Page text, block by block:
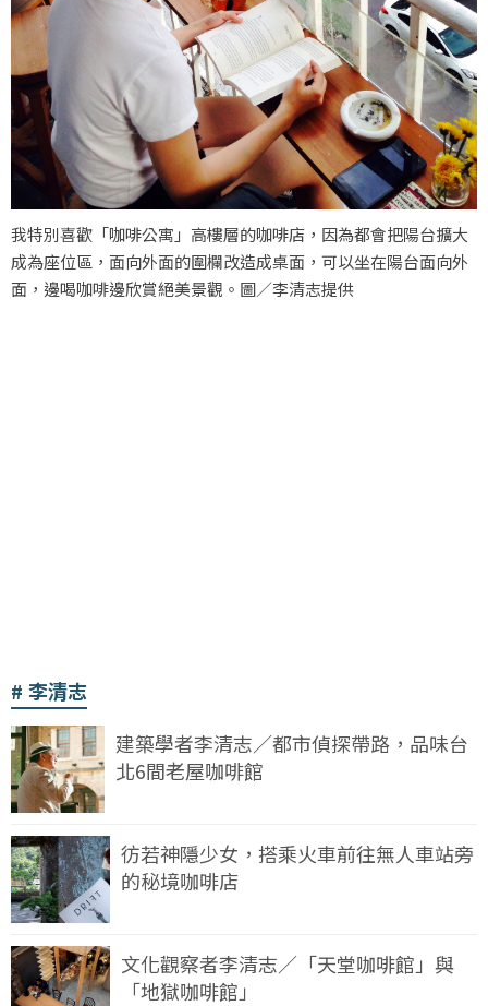
我特別喜歡「咖啡公寓」高樓層的咖啡店，因為都會把陽台擴大
成為座位區，面向外面的圍欄改造成桌面，可以坐在陽台面向外
面，邊喝咖啡邊欣賞絕美景觀。圖／李清志提供
李清志
建築學者李清志／都市偵探帶路，品味台
北6間老屋咖啡館
彷若神隱少女，搭乘火車前往無人車站旁
的秘境咖啡店
文化觀察者李清志／「天堂咖啡館」與
「地獄咖啡館」